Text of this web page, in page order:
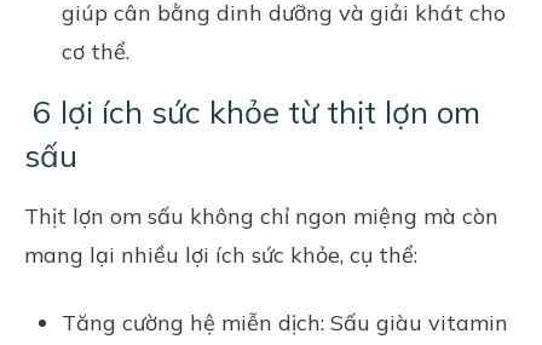
giúp cân bằng dinh dưỡng và giải khát cho
cơ thể.
6 lợi ích sức khỏe từ thịt lợn om
sấu
Thịt lợn om sấu không chỉ ngon miệng mà còn
mang lại nhiều lợi ích sức khỏe, cụ thể:
Tăng cường hệ miễn dịch: Sấu giàu vitamin